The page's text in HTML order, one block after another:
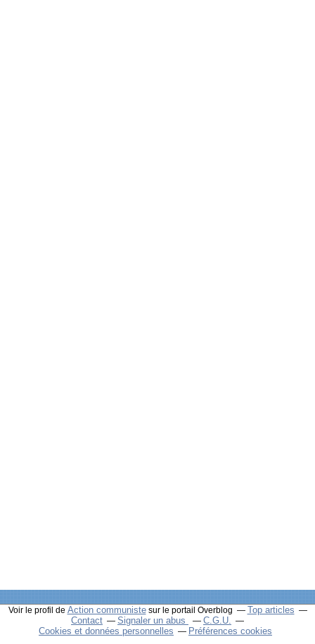
Voir le profil de Action communistesur le portail Overblog
Top articles
Contact
Signaler un abus
C.G.U.
Cookies et données personnelles
Préférences cookies